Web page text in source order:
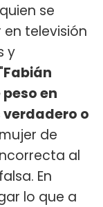
se
televisión
y
Fabián
en
o
de
al
En
lo que a